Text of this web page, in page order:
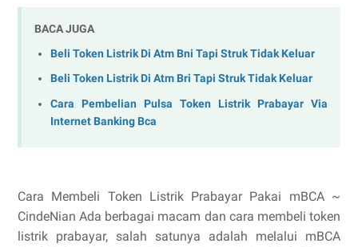
BACA JUGA
Beli Token Listrik Di Atm Bni Tapi Struk Tidak Keluar
Beli Token Listrik Di Atm Bri Tapi Struk Tidak Keluar
Cara Pembelian Pulsa Token Listrik Prabayar Via
Internet Banking Bca
Cara Membeli Token Listrik Prabayar Pakai mBCA ~
CindeNian Ada berbagai macam dan cara membeli token
listrik prabayar, salah satunya adalah melalui mBCA